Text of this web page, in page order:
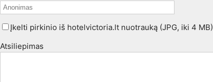
Įkelti pirkinio iš hotelvictoria.lt nuotrauką (JPG, iki 4 MB)
Atsiliepimas